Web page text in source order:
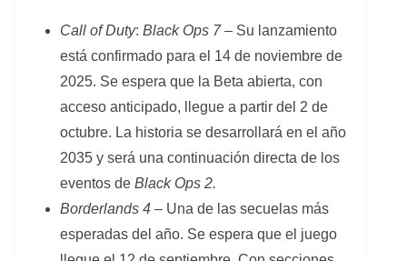
Call of Duty: Black Ops 7– Su lanzamiento
está confirmado para el 14 de noviembre de
2025. Se espera que la Beta abierta, con
acceso anticipado, llegue a partir del 2 de
octubre. La historia se desarrollará en el año
2035 y será una continuación directa de los
eventos de Black Ops 2.
Borderlands 4 – Una de las secuelas más
esperadas del año. Se espera que el juego